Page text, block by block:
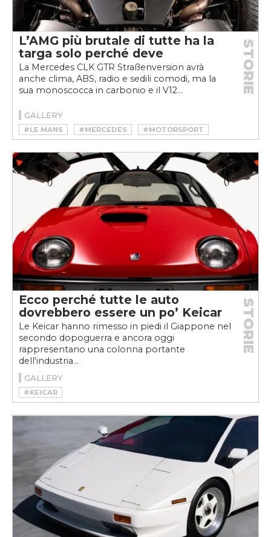
L’AMG più brutale di tutte ha la
targa solo perché deve
La Mercedes CLK GTR Straßenversion avrà
anche clima, ABS, radio e sedili comodi, ma la
sua monoscocca in carbonio e il V12...
STORIE
GALLERY
#LE MANS #MERCEDES #MOTORSPORT
Ecco perché tutte le auto
dovrebbero essere un po’ Keicar
Le Keicar hanno rimesso in piedi il Giappone nel
secondo dopoguerra e ancora oggi
rappresentano una colonna portante
dell'industria...
STORIE
GALLERY
#KEICAR